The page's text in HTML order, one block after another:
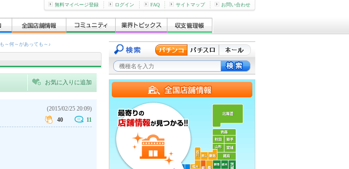
無料マイページ登録 ログイン FAQ サイトマップ お問い合わせ
も～何～があっても～♪
お気に入りに追加
(2015/02/25 20:09)
40
11